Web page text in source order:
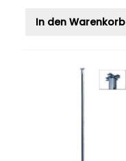
In den Warenkorb